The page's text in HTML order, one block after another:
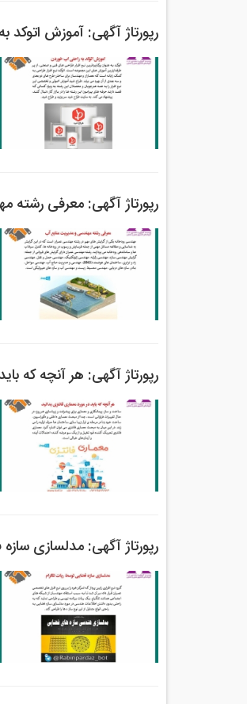
رپورتاژ آگهی:‌ آموزش
رپورتاژ آگهی: معرفی
رپورتاژ آگهی: هر آنچه که
رپورتاژ آگهی: مدلسازی